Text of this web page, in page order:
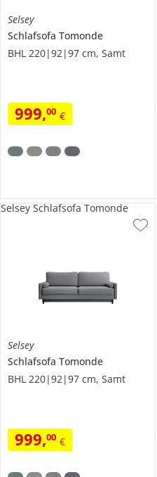
Selsey
Schlafsofa Tomonde
BHL 220|92|97 cm, Samt
999,00 €
Selsey
Schlafsofa Tomonde
BHL 220|92|97 cm, Samt
999,00 €
Selsey Schlafsofa Tomonde